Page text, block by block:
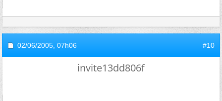
02/06/2005, 07h06 #10
invite13dd806f